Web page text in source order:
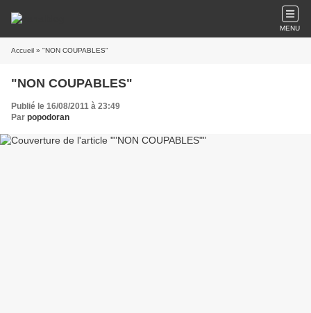
MENU
Accueil » "NON COUPABLES"
"NON COUPABLES"
Publié le 16/08/2011 à 23:49
Par popodoran